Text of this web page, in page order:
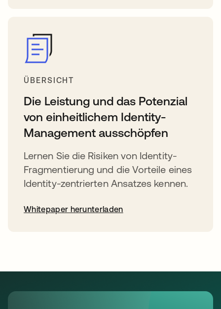
ÜBERSICHT
Die Leistung und das Potenzial
von einheitlichem Identity-
Management ausschöpfen
Lernen Sie die Risiken von Identity-
Fragmentierung und die Vorteile eines
Identity-zentrierten Ansatzes kennen.
Whitepaper herunterladen